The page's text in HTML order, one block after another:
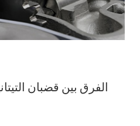
الفرق بين قضبان